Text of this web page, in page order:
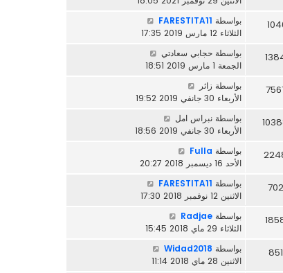
بواسطة FARESTITA11
الثلاثاء 12 مارس 2019 17:35
بواسطة حجابي سعادتي
الجمعة 1 مارس 2019 18:51
بواسطة زائر
الأربعاء 30 جانفي 2019 19:52
بواسطة نبراس امل
الأربعاء 30 جانفي 2019 18:56
بواسطة Fulla
الأحد 16 ديسمبر 2018 20:27
بواسطة FARESTITA11
الاثنين 12 نوفمبر 2018 17:30
بواسطة Radjae
الثلاثاء 29 ماي 2018 15:45
بواسطة Widad2018
الاثنين 28 ماي 2018 11:14